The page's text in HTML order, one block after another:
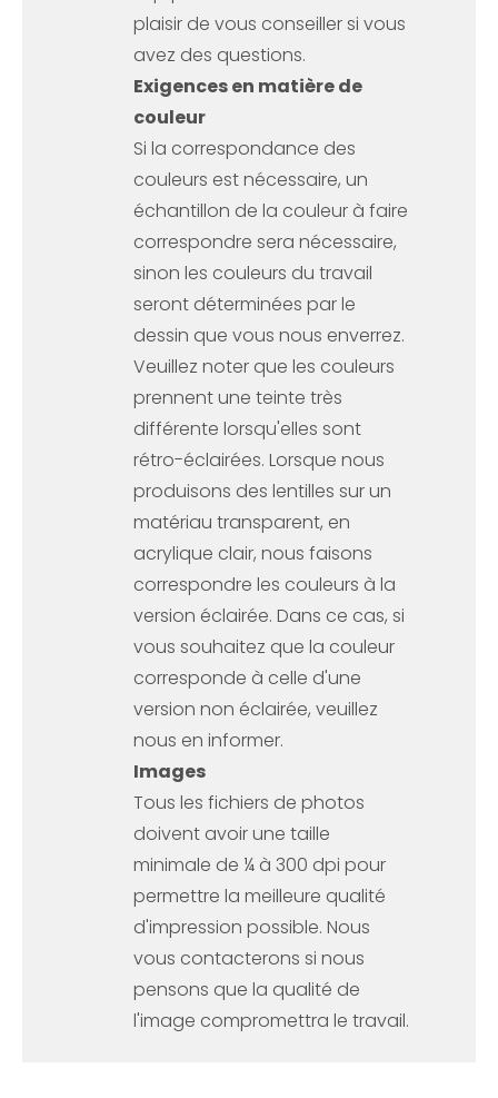
plaisir de vous conseiller si vous
avez des questions.
Exigences en matière de
couleur
Si la correspondance des
couleurs est nécessaire, un
échantillon de la couleur à faire
correspondre sera nécessaire,
sinon les couleurs du travail
seront déterminées par le
dessin que vous nous enverrez.
Veuillez noter que les couleurs
prennent une teinte très
différente lorsqu'elles sont
rétro-éclairées. Lorsque nous
produisons des lentilles sur un
matériau transparent, en
acrylique clair, nous faisons
correspondre les couleurs à la
version éclairée. Dans ce cas, si
vous souhaitez que la couleur
corresponde à celle d'une
version non éclairée, veuillez
nous en informer.
Images
Tous les fichiers de photos
doivent avoir une taille
minimale de ¼ à 300 dpi pour
permettre la meilleure qualité
d'impression possible. Nous
vous contacterons si nous
pensons que la qualité de
l'image compromettra le travail.